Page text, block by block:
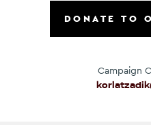
DONATE TO
Campaign